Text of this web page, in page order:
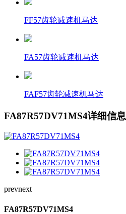
FF57齿轮减速机马达
FA57齿轮减速机马达
FAF57齿轮减速机马达
FA87R57DV71MS4详细信息
prevnext
FA87R57DV71MS4